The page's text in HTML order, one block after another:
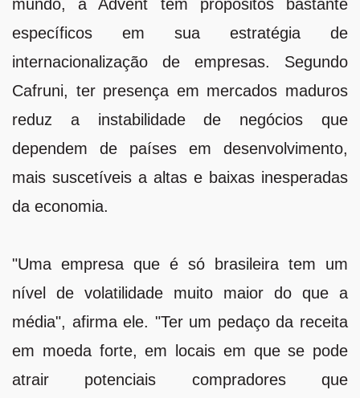
mundo, a Advent tem propósitos bastante
específicos em sua estratégia de
internacionalização de empresas. Segundo
Cafruni, ter presença em mercados maduros
reduz a instabilidade de negócios que
dependem de países em desenvolvimento,
mais suscetíveis a altas e baixas inesperadas
da economia.
"Uma empresa que é só brasileira tem um
nível de volatilidade muito maior do que a
média", afirma ele. "Ter um pedaço da receita
em moeda forte, em locais em que se pode
atrair potenciais compradores que